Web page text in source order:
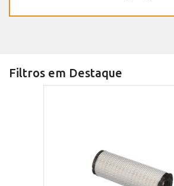
Filtros em Destaque